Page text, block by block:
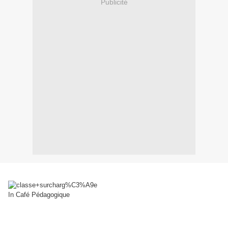
Publicité
In Café Pédagogique